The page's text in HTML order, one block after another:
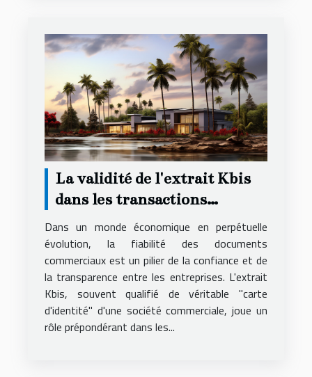
La validité de l'extrait Kbis
dans les transactions
commerciales et son impact
Dans un monde économique en perpétuelle
évolution, la fiabilité des documents
commerciaux est un pilier de la confiance et de
la transparence entre les entreprises. L'extrait
Kbis, souvent qualifié de véritable "carte
d'identité" d'une société commerciale, joue un
rôle prépondérant dans les...